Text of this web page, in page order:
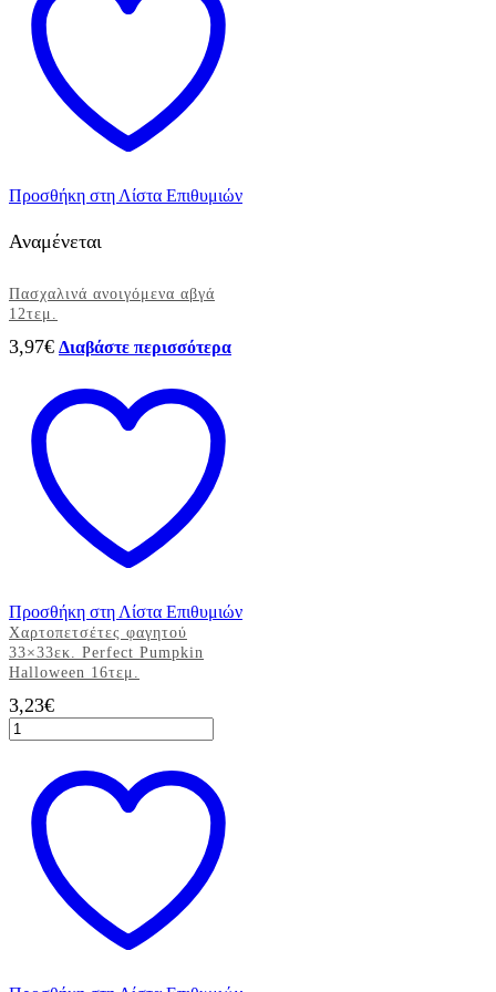
Προσθήκη στη Λίστα Επιθυμιών
Αναμένεται
Πασχαλινά ανοιγόμενα αβγά
12τεμ.
3,97€ Διαβάστε περισσότερα
Προσθήκη στη Λίστα Επιθυμιών
Χαρτοπετσέτες φαγητού
33×33εκ. Perfect Pumpkin
Halloween 16τεμ.
3,23€
Χαρτοπετσέτες
φαγητού
Perfect
Pumpkin
Halloween
16τεμ.
ποσότητα